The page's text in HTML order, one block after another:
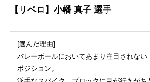
【リベロ】小幡 真子 選手
[選んだ理由]
バレーボールにおいてあまり注目されない
ポジション。